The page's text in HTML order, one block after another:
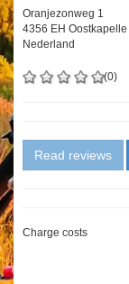
Oranjezonweg 1
4356 EH Oostkapelle
Nederland
(0)
Read reviews
Charge costs